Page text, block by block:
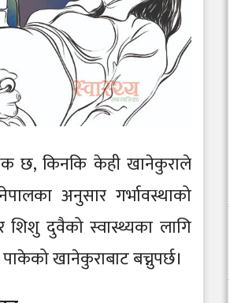
छ, किनकि केही खानेकुराले
अनुसार गर्भावस्थाको
दुवैको स्वास्थ्यका लागि
खानेकुराबाट बच्नुपर्छ।